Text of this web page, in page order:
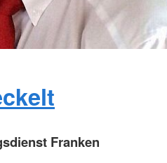
Franken